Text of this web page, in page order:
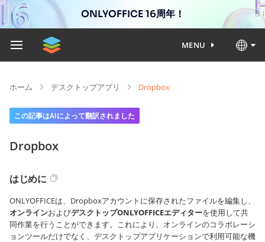
ONLYOFFICE 16周年！
MENU
ホーム デスクトップアプリ Dropbox
この記事はAIによって翻訳されました
Dropbox
はじめに
ONLYOFFICEは、Dropboxアカウントに保存されたファイルを編集し、
オンラインおよびデスクトップONLYOFFICEエディターを使用して共
同作業を行うことができます。これにより、オンラインのコラボレーシ
ョンツールだけでなく、デスクトップアプリケーションで利用可能な機